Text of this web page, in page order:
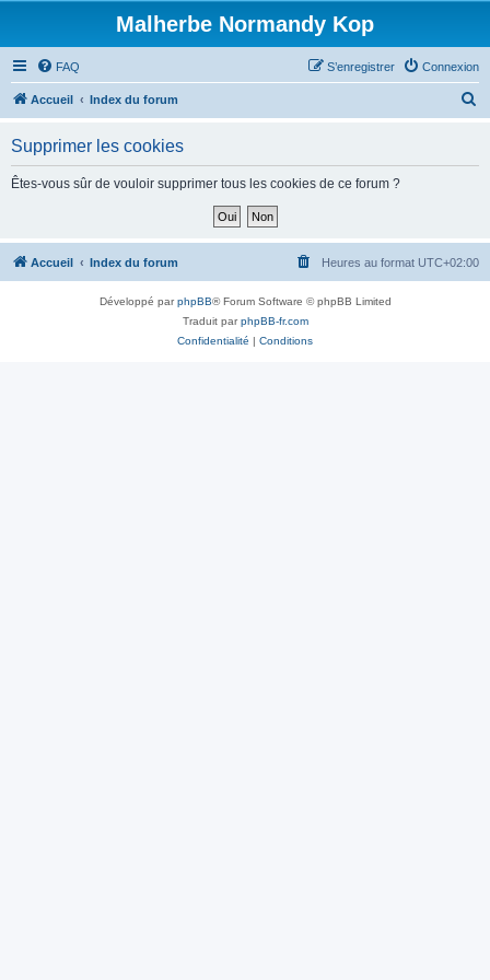
Malherbe Normandy Kop
FAQ Connexion
S’enregistrer
Accueil Index du forum
h
Supprimer les cookies
Êtes-vous sûr de vouloir supprimer tous les cookies de ce forum ?
Accueil Index du forum Heures au format UTC+02:00
Développé parphpBB® Forum Software © phpBB Limited
Traduit parphpBB-fr.com
Confidentialité | Conditions